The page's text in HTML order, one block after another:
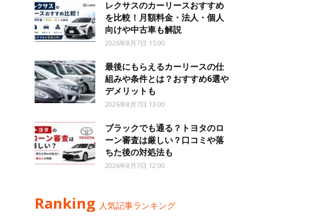
レクサスのカーリースおすすめ
を比較！月額料金・法人・個人
向けや中古車も解説
2026年8月7日 15:00
最後にもらえるカーリースの仕
組みや条件とは？おすすめ6選や
デメリットも
2026年8月7日 13:00
ブラックでも通る？トヨタのロ
ーン審査は厳しい？口コミや落
ちた後の対処法も
2026年8月7日 12:00
Ranking 人気記事ランキング